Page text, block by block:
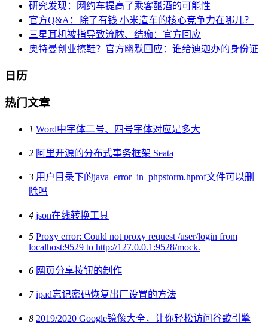
研究发现：网约车提高了乘客酗酒的可能性
官方Q&A：除了有钱 小米造车的核心竞争力在哪儿？
三星耳机被指导致流脓、结痂：官方回应
奥特曼创业擦鞋？官方幽默回应：谁给迪迦办的身份证
日历
热门文章
1 Word中字体二号、四号字体对应是多大
2 阿里开源的分布式事务框架 Seata
3 用户目录下的java_error_in_phpstorm.hprof文件可以删
除吗
4 json在线转换工具
5 Proxy error: Could not proxy request /user/login from
localhost:9529 to http://127.0.0.1:9528/mock.
6 网页分享按钮的制作
7 ipad忘记密码恢复出厂设置的方法
8 2019/2020 Google镜像大全，让你轻松访问谷歌引擎